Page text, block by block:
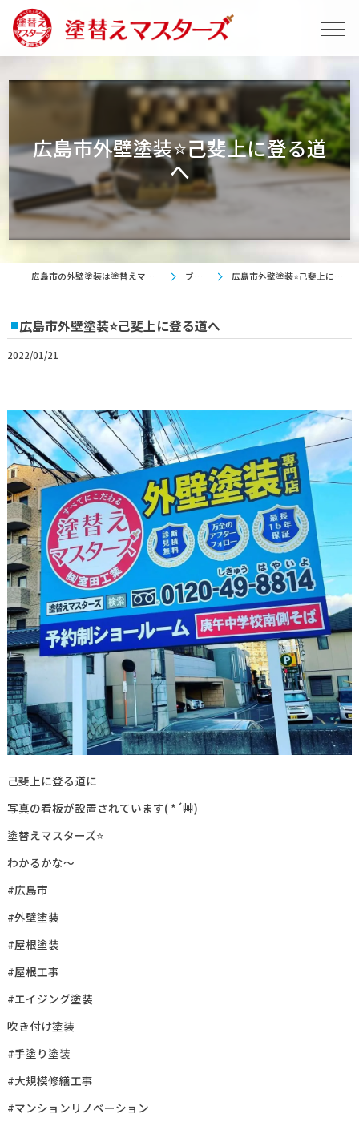
広島市外壁塗装⭐己斐上に登る道
へ
広島市の外壁塗装は塗替えマスターズ ブログ 広島市外壁塗装⭐己斐上に登る道へ
広島市外壁塗装⭐己斐上に登る道へ
2022/01/21
己斐上に登る道に
写真の看板が設置されています( *´艸)
塗替えマスターズ⭐
わかるかな～
#広島市
#外壁塗装
#屋根塗装
#屋根工事
#エイジング塗装
吹き付け塗装
#手塗り塗装
#大規模修繕工事
#マンションリノベーション